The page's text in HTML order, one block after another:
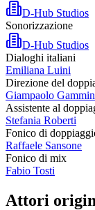
D-Hub Studios
Sonorizzazione
D-Hub Studios
Dialoghi italiani
Emiliana Luini
Direzione del
Giampaolo
Assistente al
Stefania Roberti
Fonico di
Raffaele Sansone
Fonico di mix
Fabio Tosti
Attori